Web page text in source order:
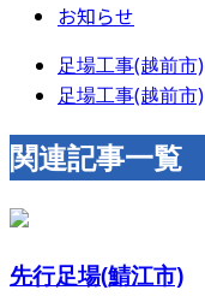
お知らせ
足場工事(越前市)
足場工事(越前市)
関連記事一覧
先行足場(鯖江市)